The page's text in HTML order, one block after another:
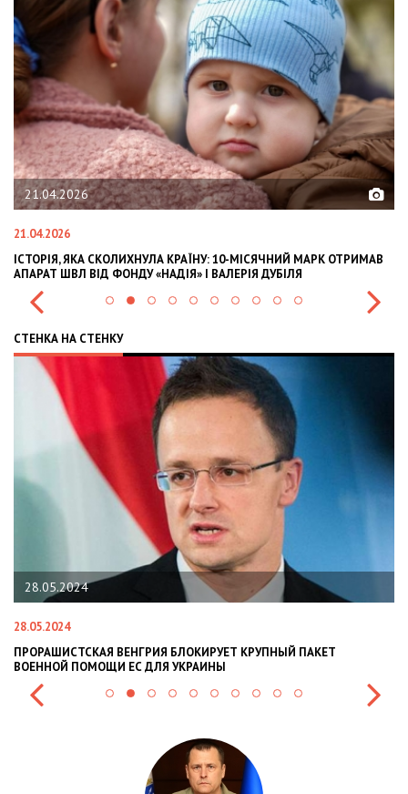
21.04.2026
21.04.2026
ІСТОРІЯ, ЯКА СКОЛИХНУЛА КРАЇНУ: 10-МІСЯЧНИЙ МАРК ОТРИМАВ
АПАРАТ ШВЛ ВІД ФОНДУ «НАДІЯ» І ВАЛЕРІЯ ДУБІЛЯ
СТЕНКА НА СТЕНКУ
28.05.2024
28.05.2024
ПРОРАШИСТСКАЯ ВЕНГРИЯ БЛОКИРУЕТ КРУПНЫЙ ПАКЕТ
ВОЕННОЙ ПОМОЩИ ЕС ДЛЯ УКРАИНЫ